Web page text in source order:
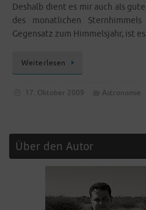
Des­halb dient es mir auch als
des monat­li­chen
Gegen­satz zum Him­mels­jahr, ist
Wei­ter­le­sen
17. Oktober 2009 Astronomie
Über den Autor